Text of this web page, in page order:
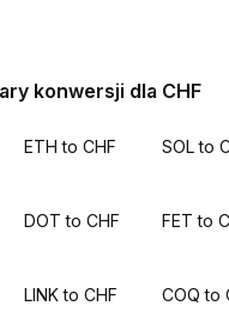
konwersji dla CHF
ETH to CHF SOL to
DOT to CHF FET to
LINK to CHF COQ to